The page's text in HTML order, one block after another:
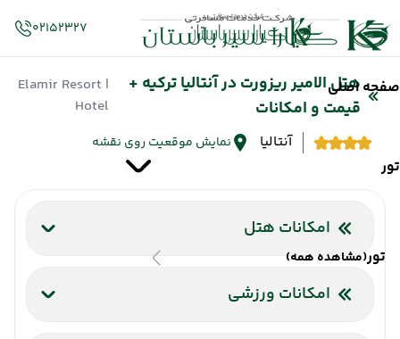
صفحه اصلی
تور
تور(مشاهده همه)
02152327
هتل الامیر ریزورت در آنتالیا ترکیه +
قیمت و امکانات
| Elamir Resort
Hotel
آنتالیا
نمایش موقعیت روی نقشه
امکانات هتل
رستوران تلویزیون کابلی/ماهواره‌ای
رستوران فضای باز
امکانات ورزشی
استخر سرباز